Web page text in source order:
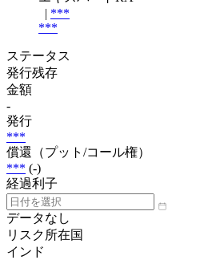
| ***
***
ステータス
発行残存
金額
-
発行
***
償還（プット/コール権）
*** (-)
経過利子
データなし
リスク所在国
インド